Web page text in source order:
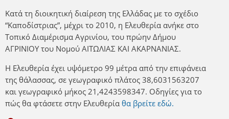
Κατά τη διοικητική διαίρεση της Ελλάδας με το σχέδιο
“Καποδίστριας”, μέχρι το 2010, η Ελευθερία ανήκε στο
Τοπικό Διαμέρισμα Αγρινίου, του πρώην Δήμου
ΑΓΡΙΝΙΟΥ του Νομού ΑΙΤΩΛΙΑΣ ΚΑΙ ΑΚΑΡΝΑΝΙΑΣ.
Η Ελευθερία έχει υψόμετρο 99 μέτρα από την επιφάνεια
της θάλασσας, σε γεωγραφικό πλάτος 38,6031563207
και γεωγραφικό μήκος 21,4243598347. Οδηγίες για το
πώς θα φτάσετε στην Ελευθερία θα βρείτε εδώ.